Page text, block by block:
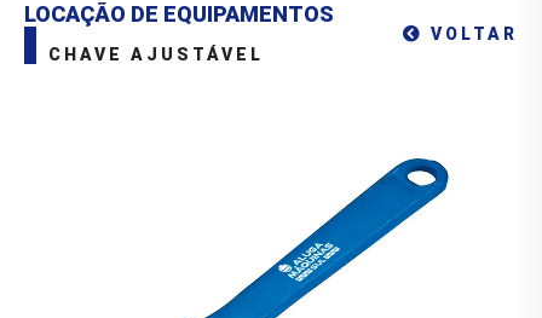
LOCAÇÃO DE EQUIPAMENTOS
VOLTAR
CHAVE AJUSTÁVEL